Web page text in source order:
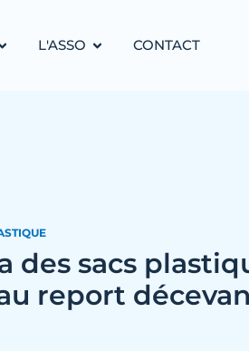
L'ASSO CONTACT
des sacs
report